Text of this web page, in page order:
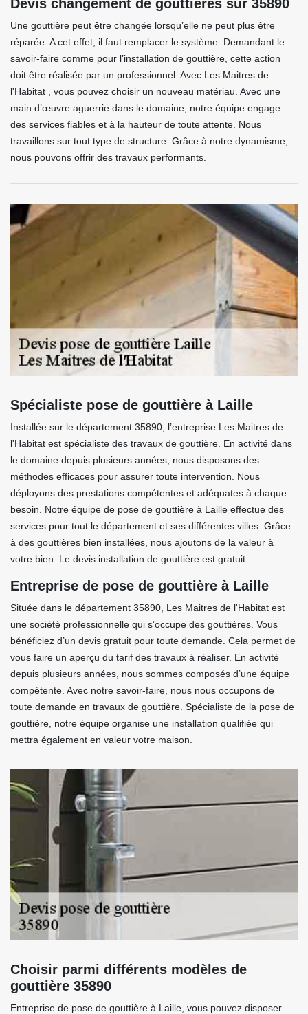
Devis changement de gouttières sur 35890
Une gouttière peut être changée lorsqu’elle ne peut plus être
réparée. A cet effet, il faut remplacer le système. Demandant le
savoir-faire comme pour l’installation de gouttière, cette action
doit être réalisée par un professionnel. Avec Les Maitres de
l'Habitat , vous pouvez choisir un nouveau matériau. Avec une
main d’œuvre aguerrie dans le domaine, notre équipe engage
des services fiables et à la hauteur de toute attente. Nous
travaillons sur tout type de structure. Grâce à notre dynamisme,
nous pouvons offrir des travaux performants.
Spécialiste pose de gouttière à Laille
Installée sur le département 35890, l’entreprise Les Maitres de
l'Habitat est spécialiste des travaux de gouttière. En activité dans
le domaine depuis plusieurs années, nous disposons des
méthodes efficaces pour assurer toute intervention. Nous
déployons des prestations compétentes et adéquates à chaque
besoin. Notre équipe de pose de gouttière à Laille effectue des
services pour tout le département et ses différentes villes. Grâce
à des gouttières bien installées, nous ajoutons de la valeur à
votre bien. Le devis installation de gouttière est gratuit.
Entreprise de pose de gouttière à Laille
Située dans le département 35890, Les Maitres de l'Habitat est
une société professionnelle qui s’occupe des gouttières. Vous
bénéficiez d’un devis gratuit pour toute demande. Cela permet de
vous faire un aperçu du tarif des travaux à réaliser. En activité
depuis plusieurs années, nous sommes composés d’une équipe
compétente. Avec notre savoir-faire, nous nous occupons de
toute demande en travaux de gouttière. Spécialiste de la pose de
gouttière, notre équipe organise une installation qualifiée qui
mettra également en valeur votre maison.
Choisir parmi différents modèles de
gouttière 35890
Entreprise de pose de gouttière à Laille, vous pouvez disposer